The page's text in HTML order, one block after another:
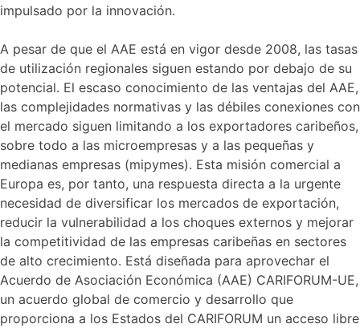
impulsado por la innovación.
A pesar de que el AAE está en vigor desde 2008, las tasas
de utilización regionales siguen estando por debajo de su
potencial. El escaso conocimiento de las ventajas del AAE,
las complejidades normativas y las débiles conexiones con
el mercado siguen limitando a los exportadores caribeños,
sobre todo a las microempresas y a las pequeñas y
medianas empresas (mipymes). Esta misión comercial a
Europa es, por tanto, una respuesta directa a la urgente
necesidad de diversificar los mercados de exportación,
reducir la vulnerabilidad a los choques externos y mejorar
la competitividad de las empresas caribeñas en sectores
de alto crecimiento. Está diseñada para aprovechar el
Acuerdo de Asociación Económica (AAE) CARIFORUM-UE,
un acuerdo global de comercio y desarrollo que
proporciona a los Estados del CARIFORUM un acceso libre